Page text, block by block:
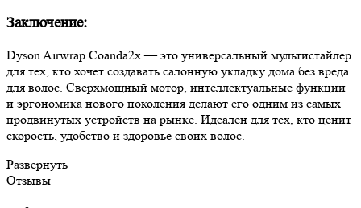
Заключение:
Dyson Airwrap Coanda2x — это универсальный мультистайлер
для тех, кто хочет создавать салонную укладку дома без вреда
для волос. Сверхмощный мотор, интеллектуальные функции
и эргономика нового поколения делают его одним из самых
продвинутых устройств на рынке. Идеален для тех, кто ценит
скорость, удобство и здоровье своих волос.
Развернуть
Отзывы